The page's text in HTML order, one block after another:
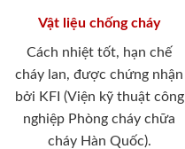
Vật liệu chống cháy
Cách nhiệt tốt, hạn chế
cháy lan, được chứng nhận
bởi KFI (Viện kỹ thuật công
nghiệp Phòng cháy chữa
cháy Hàn Quốc).